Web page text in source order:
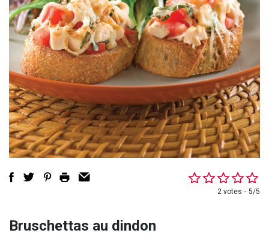
2 votes 5/5
Bruschettas au dindon